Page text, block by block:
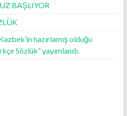
BAŞLIYOR
hazırlamış olduğu
Sözlük” yayımlandı.